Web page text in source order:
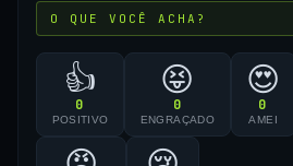
O QUE VOCÊ ACHA?
👍
0
POSITIVO
😝
0
ENGRAÇADO
😍
0
AMEI